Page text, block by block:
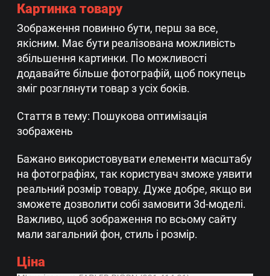
Картинка товару
Зображення повинно бути, перш за все,
якісним. Має бути реалізована можливість
збільшення картинки. По можливості
додавайте більше фотографій, щоб покупець
зміг розглянути товар з усіх боків.
Стаття в тему: Пошукова оптимізація
зображень
Бажано використовувати елементи масштабу
на фотографіях, так користувач зможе уявити
реальний розмір товару. Дуже добре, якщо ви
зможете дозволити собі замовити 3d-моделі.
Важливо, щоб зображення по всьому сайту
мали загальний фон, стиль і розмір.
Ціна